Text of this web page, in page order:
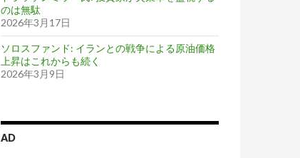
のは無駄
2026年3月17日
ソロスファンド: イランとの戦争による原油価格
上昇はこれからも続く
2026年3月9日
AD